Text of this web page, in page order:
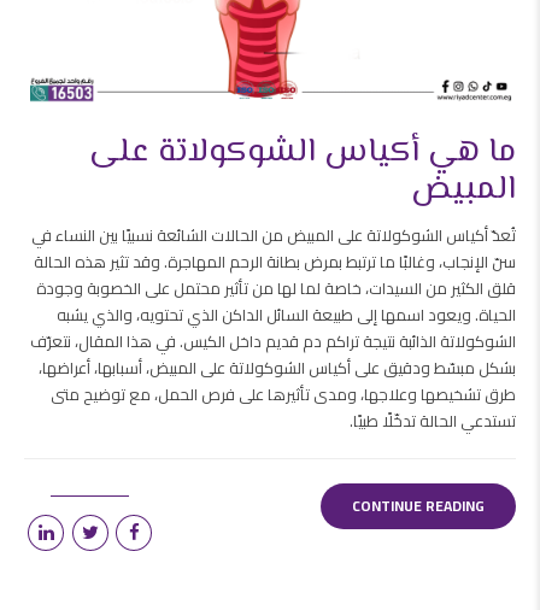
ما هي أكياس الشوكولاتة على
المبيض
تُعدّ أكياس الشوكولاتة على المبيض من الحالات الشائعة نسبيًا بين النساء في
سنّ الإنجاب، وغالبًا ما ترتبط بمرض بطانة الرحم المهاجرة. وقد تثير هذه الحالة
قلق الكثير من السيدات، خاصة لما لها من تأثير محتمل على الخصوبة وجودة
الحياة. ويعود اسمها إلى طبيعة السائل الداكن الذي تحتويه، والذي يشبه
الشوكولاتة الذائبة نتيجة تراكم دم قديم داخل الكيس. في هذا المقال، نتعرّف
بشكل مبسّط ودقيق على أكياس الشوكولاتة على المبيض، أسبابها، أعراضها،
طرق تشخيصها وعلاجها، ومدى تأثيرها على فرص الحمل، مع توضيح متى
تستدعي الحالة تدخّلًا طبيًا.
CONTINUE READING